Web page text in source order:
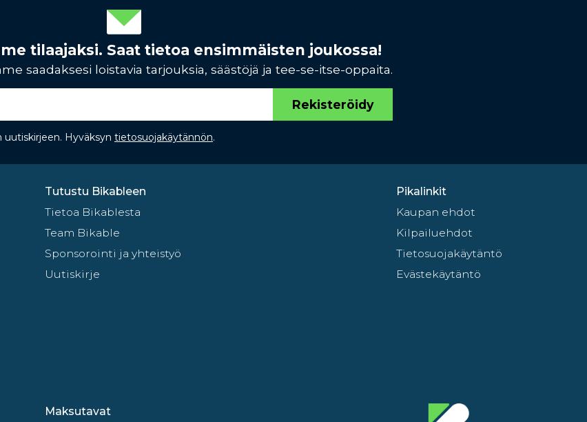
tilaajaksi. Saat tietoa ensimmäisten joukossa!
saadaksesi loistavia tarjouksia, säästöjä ja tee-se-itse-oppaita.
Rekisteröidy
uutiskirjeen. Hyväksyn tietosuojakäytännön.
Tutustu Bikableen
Tietoa Bikablesta
Team Bikable
Sponsorointi ja yhteistyö
Uutiskirje
Pikalinkit
Kaupan ehdot
Kilpailuehdot
Tietosuojakäytäntö
Evästekäytäntö
Maksutavat